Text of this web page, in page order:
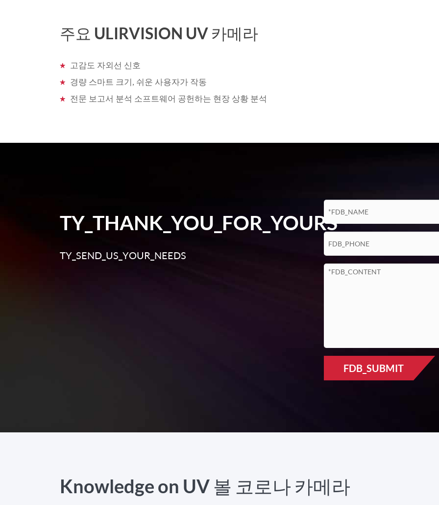
주요 ULIRVISION UV 카메라
고감도 자외선 신호
경량 스마트 크기, 쉬운 사용자가 작동
전문 보고서 분석 소프트웨어 공헌하는 현장 상황 분석
TY_THANK_YOU_FOR_YOURS
TY_SEND_US_YOUR_NEEDS
FDB_SUBMIT
Knowledge on UV 볼 코로나 카메라